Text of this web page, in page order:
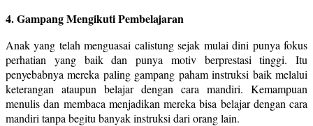
4. Gampang Mengikuti Pembelajaran
Anak yang telah menguasai calistung sejak mulai dini punya fokus
perhatian yang baik dan punya motiv berprestasi tinggi. Itu
penyebabnya mereka paling gampang paham instruksi baik melalui
keterangan ataupun belajar dengan cara mandiri. Kemampuan
menulis dan membaca menjadikan mereka bisa belajar dengan cara
mandiri tanpa begitu banyak instruksi dari orang lain.